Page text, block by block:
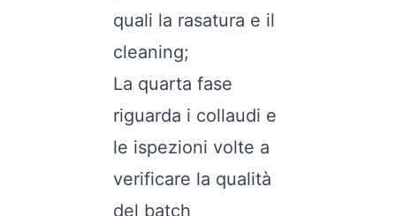
quali la rasatura e il
cleaning;
La quarta fase
riguarda i collaudi e
le ispezioni volte a
verificare la qualità
del batch